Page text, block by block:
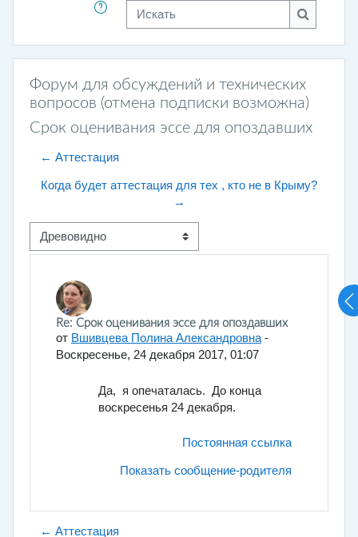
Искать
Искать
Форум для обсуждений и технических
вопросов (отмена подписки возможна)
Срок оценивания эссе для опоздавших
← Аттестация
Когда будет аттестация для тех , кто не в Крыму?
→
Режим отображения
Re: Срок оценивания эссе для опоздавших
от Вшивцева Полина Александровна-
Воскресенье, 24 декабря 2017, 01:07
Количество ответов: 0
Да, я опечаталась. До конца
воскресенья 24 декабря.
Постоянная ссылка
Показать сообщение-родителя
← Аттестация